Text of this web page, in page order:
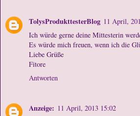
TolysProdukttesterBlog 11 April,
Ich würde gerne deine Mittesterin
Es würde mich freuen, wenn ich die
Liebe Grüße
Fitore
Antworten
Anzeige: 11 April, 2013 15:02